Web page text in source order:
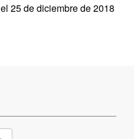
el 25 de diciembre de 2018